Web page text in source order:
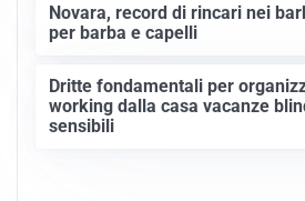
Novara, record di rincari nei
per barba e capelli
Dritte fondamentali per
working dalla casa vacanze
sensibili